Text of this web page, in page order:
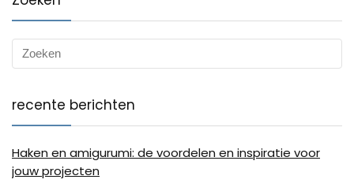
recente berichten
Haken en amigurumi: de voordelen en inspiratie voor
jouw projecten